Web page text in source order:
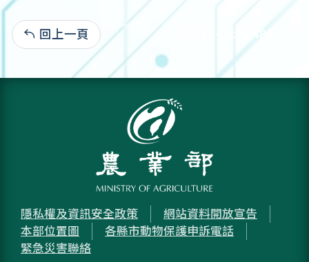
回上一頁 104-12-18:16,488
隱私權及資訊安全政策
網站資料開放宣告
本部位置圖
各縣市動物保護申訴電話
緊急災害聯絡